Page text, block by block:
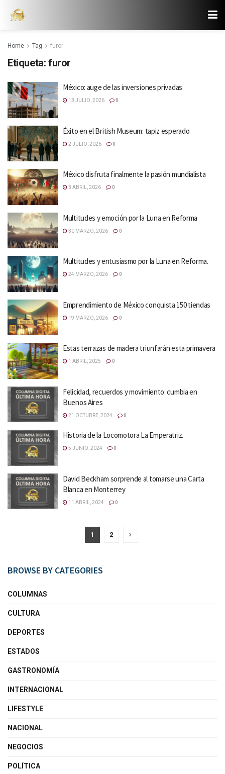
Home Tag furor
Etiqueta: furor
México: auge de las inversiones privadas
13 JULIO, 2026 0
Éxito en el British Museum: tapiz esperado
2 JULIO, 2026 0
México disfruta finalmente la pasión mundialista
3 ABRIL, 2026 0
Multitudes y emoción por la Luna en Reforma
30 MARZO, 2026 0
Multitudes y entusiasmo por la Luna en Reforma.
24 MARZO, 2026 0
Emprendimiento de México conquista 150 tiendas
19 MARZO, 2026 0
Estas terrazas de madera triunfarán esta primavera
1 ABRIL, 2025 0
Felicidad, recuerdos y movimiento: cumbia en
Buenos Aires
21 OCTUBRE, 2024 0
Historia de la Locomotora La Emperatriz.
5 JUNIO, 2024 0
David Beckham sorprende al tomarse una Carta
Blanca en Monterrey
11 ABRIL, 2024 0
1 2
BROWSE BY CATEGORIES
COLUMNAS
CULTURA
DEPORTES
ESTADOS
GASTRONOMÍA
INTERNACIONAL
LIFESTYLE
NACIONAL
NEGOCIOS
POLÍTICA